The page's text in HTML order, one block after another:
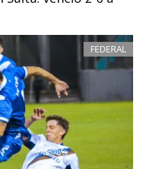
FEDERAL